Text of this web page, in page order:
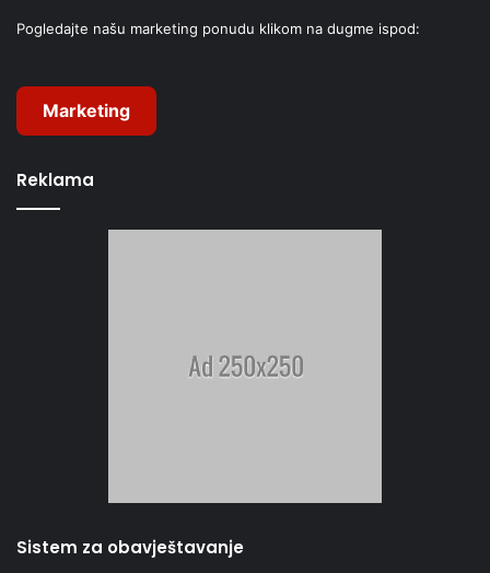
Pogledajte našu marketing ponudu klikom na dugme ispod:
Marketing
Reklama
Sistem za obavještavanje